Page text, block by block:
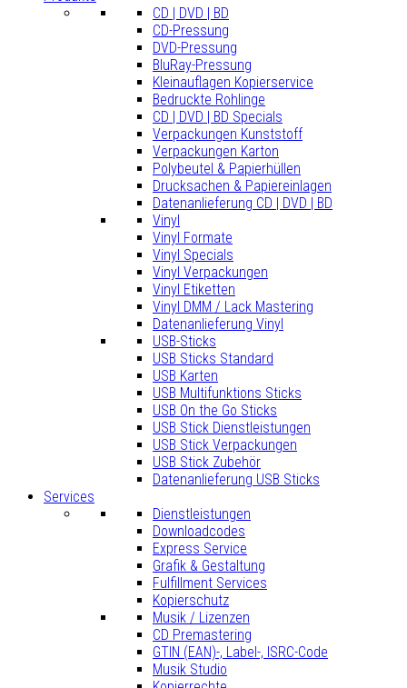
CD | DVD | BD
CD-Pressung
DVD-Pressung
BluRay-Pressung
Kleinauflagen Kopierservice
Bedruckte Rohlinge
CD | DVD | BD Specials
Verpackungen Kunststoff
Verpackungen Karton
Polybeutel & Papierhüllen
Drucksachen & Papiereinlagen
Datenanlieferung CD | DVD | BD
Vinyl
Vinyl Formate
Vinyl Specials
Vinyl Verpackungen
Vinyl Etiketten
Vinyl DMM / Lack Mastering
Datenanlieferung Vinyl
USB-Sticks
USB Sticks Standard
USB Karten
USB Multifunktions Sticks
USB On the Go Sticks
USB Stick Dienstleistungen
USB Stick Verpackungen
USB Stick Zubehör
Datenanlieferung USB Sticks
Services
Dienstleistungen
Downloadcodes
Express Service
Grafik & Gestaltung
Fulfillment Services
Kopierschutz
Musik / Lizenzen
CD Premastering
GTIN (EAN)-, Label-, ISRC-Code
Musik Studio